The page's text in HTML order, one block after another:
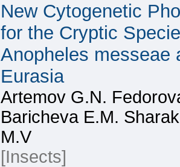
New Cytogenetic
for the Cryptic
Anopheles messeae
Eurasia
Artemov G.N.
Baricheva E.M.
M.V
[Insects]